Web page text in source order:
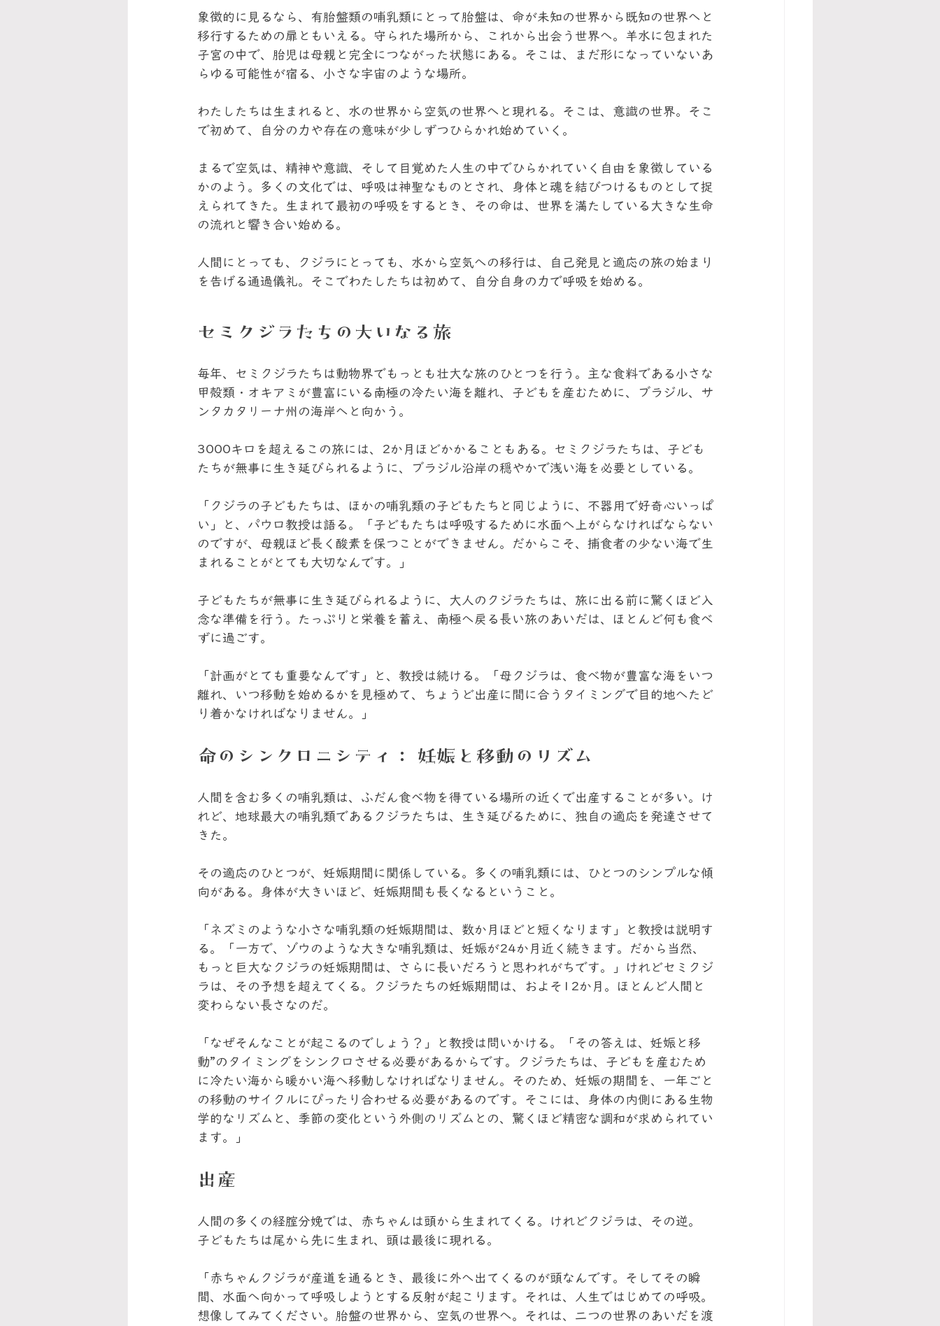
象徴的に見るなら、有胎盤類の哺乳類にとって胎盤は、命が未知の世界から既知の世界へと
移行するための扉ともいえる。守られた場所から、これから出会う世界へ。羊水に包まれた
子宮の中で、胎児は母親と完全につながった状態にある。そこは、まだ形になっていないあ
らゆる可能性が宿る、小さな宇宙のような場所。
わたしたちは生まれると、水の世界から空気の世界へと現れる。そこは、意識の世界。そこ
で初めて、自分の力や存在の意味が少しずつひらかれ始めていく。
まるで空気は、精神や意識、そして目覚めた人生の中でひらかれていく自由を象徴している
かのよう。多くの文化では、呼吸は神聖なものとされ、身体と魂を結びつけるものとして捉
えられてきた。生まれて最初の呼吸をするとき、その命は、世界を満たしている大きな生命
の流れと響き合い始める。
人間にとっても、クジラにとっても、水から空気への移行は、自己発見と適応の旅の始まり
を告げる通過儀礼。そこでわたしたちは初めて、自分自身の力で呼吸を始める。
セミクジラたちの大いなる旅
毎年、セミクジラたちは動物界でもっとも壮大な旅のひとつを行う。主な食料である小さな
甲殻類・オキアミが豊富にいる南極の冷たい海を離れ、子どもを産むために、ブラジル、サ
ンタカタリーナ州の海岸へと向かう。
3000キロを超えるこの旅には、2か月ほどかかることもある。セミクジラたちは、子ども
たちが無事に生き延びられるように、ブラジル沿岸の穏やかで浅い海を必要としている。
「クジラの子どもたちは、ほかの哺乳類の子どもたちと同じように、不器用で好奇心いっぱ
い」と、パウロ教授は語る。「子どもたちは呼吸するために水面へ上がらなければならない
のですが、母親ほど長く酸素を保つことができません。だからこそ、捕食者の少ない海で生
まれることがとても大切なんです。」
子どもたちが無事に生き延びられるように、大人のクジラたちは、旅に出る前に驚くほど入
念な準備を行う。たっぷりと栄養を蓄え、南極へ戻る長い旅のあいだは、ほとんど何も食べ
ずに過ごす。
「計画がとても重要なんです」と、教授は続ける。「母クジラは、食べ物が豊富な海をいつ
離れ、いつ移動を始めるかを見極めて、ちょうど出産に間に合うタイミングで目的地へたど
り着かなければなりません。」
命のシンクロニシティ： 妊娠と移動のリズム
人間を含む多くの哺乳類は、ふだん食べ物を得ている場所の近くで出産することが多い。け
れど、地球最大の哺乳類であるクジラたちは、生き延びるために、独自の適応を発達させて
きた。
その適応のひとつが、妊娠期間に関係している。多くの哺乳類には、ひとつのシンプルな傾
向がある。身体が大きいほど、妊娠期間も長くなるということ。
「ネズミのような小さな哺乳類の妊娠期間は、数か月ほどと短くなります」と教授は説明す
る。「一方で、ゾウのような大きな哺乳類は、妊娠が24か月近く続きます。だから当然、
もっと巨大なクジラの妊娠期間は、さらに長いだろうと思われがちです。」けれどセミクジ
ラは、その予想を超えてくる。クジラたちの妊娠期間は、およそ12か月。ほとんど人間と
変わらない長さなのだ。
「なぜそんなことが起こるのでしょう？」と教授は問いかける。「その答えは、妊娠と移
動”のタイミングをシンクロさせる必要があるからです。クジラたちは、子どもを産むため
に冷たい海から暖かい海へ移動しなければなりません。そのため、妊娠の期間を、一年ごと
の移動のサイクルにぴったり合わせる必要があるのです。そこには、身体の内側にある生物
学的なリズムと、季節の変化という外側のリズムとの、驚くほど精密な調和が求められてい
ます。」
出産
人間の多くの経腟分娩では、赤ちゃんは頭から生まれてくる。けれどクジラは、その逆。
子どもたちは尾から先に生まれ、頭は最後に現れる。
「赤ちゃんクジラが産道を通るとき、最後に外へ出てくるのが頭なんです。そしてその瞬
間、水面へ向かって呼吸しようとする反射が起こります。それは、人生ではじめての呼吸。
想像してみてください。胎盤の世界から、空気の世界へ。それは、二つの世界のあいだを渡